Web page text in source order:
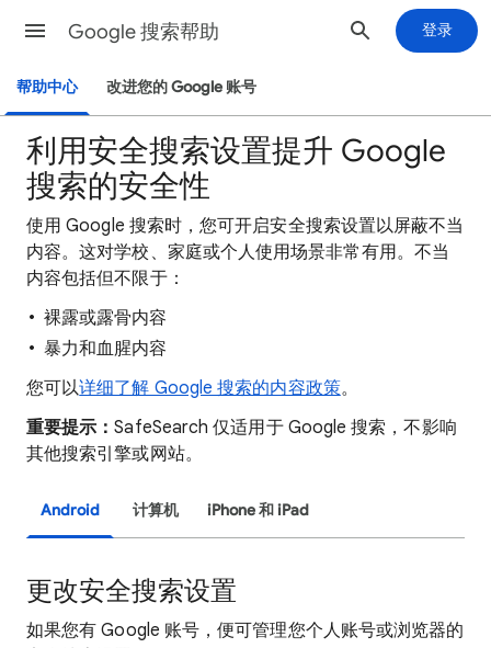
Google 搜索帮助 登录
帮助中心 改进您的 Google 账号
利用安全搜索设置提升 Google
搜索的安全性
使用 Google 搜索时，您可开启安全搜索设置以屏蔽不当
内容。这对学校、家庭或个人使用场景非常有用。不当
内容包括但不限于：
裸露或露骨内容
暴力和血腥内容
您可以详细了解 Google 搜索的内容政策。
重要提示：SafeSearch 仅适用于 Google 搜索，不影响
其他搜索引擎或网站。
Android 计算机 iPhone 和 iPad
更改安全搜索设置
如果您有 Google 账号，便可管理您个人账号或浏览器的